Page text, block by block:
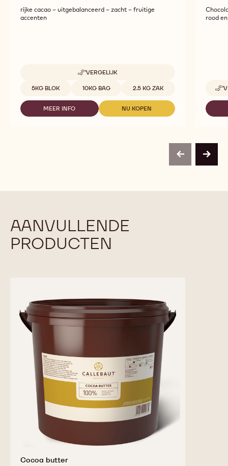
rijke cacao – uitgebalanceerd – zacht – fruitige
accenten
VERGELIJK
-
Beschikbare maten
5KG BLOK 10KG BAG 2.5 KG ZAK
MEER INFO
-
NU KOPEN
-
rood
previousnext
AANVULLENDE
PRODUCTEN
Cocoa butter